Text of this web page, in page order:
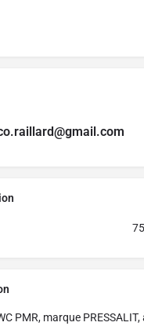
PMR, marque